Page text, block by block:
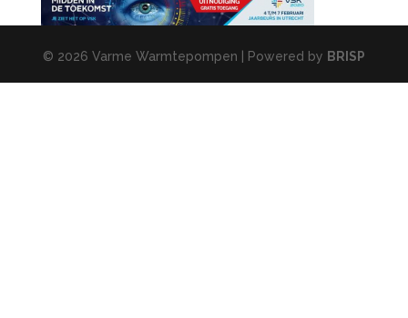
© 2026 Varme Warmtepompen | Powered by BRISP